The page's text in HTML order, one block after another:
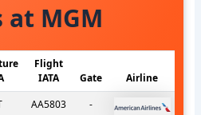
MGM
Flight
IATA
Gate
Airline
AA5803 -